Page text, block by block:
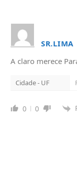
SR.LIMA
A claro merece
Cidade - UF
0 0